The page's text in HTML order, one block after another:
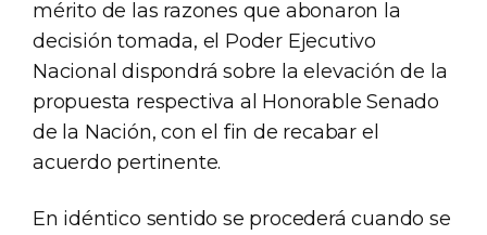
mérito de las razones que abonaron la
decisión tomada, el Poder Ejecutivo
Nacional dispondrá sobre la elevación de la
propuesta respectiva al Honorable Senado
de la Nación, con el fin de recabar el
acuerdo pertinente.
En idéntico sentido se procederá cuando se